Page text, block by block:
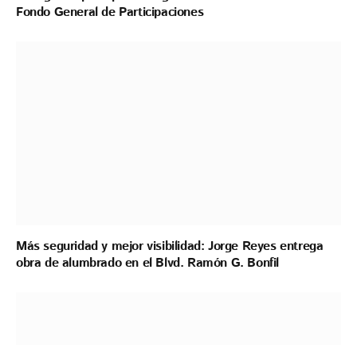
Fondo General de Participaciones
Más seguridad y mejor visibilidad: Jorge Reyes entrega
obra de alumbrado en el Blvd. Ramón G. Bonfil